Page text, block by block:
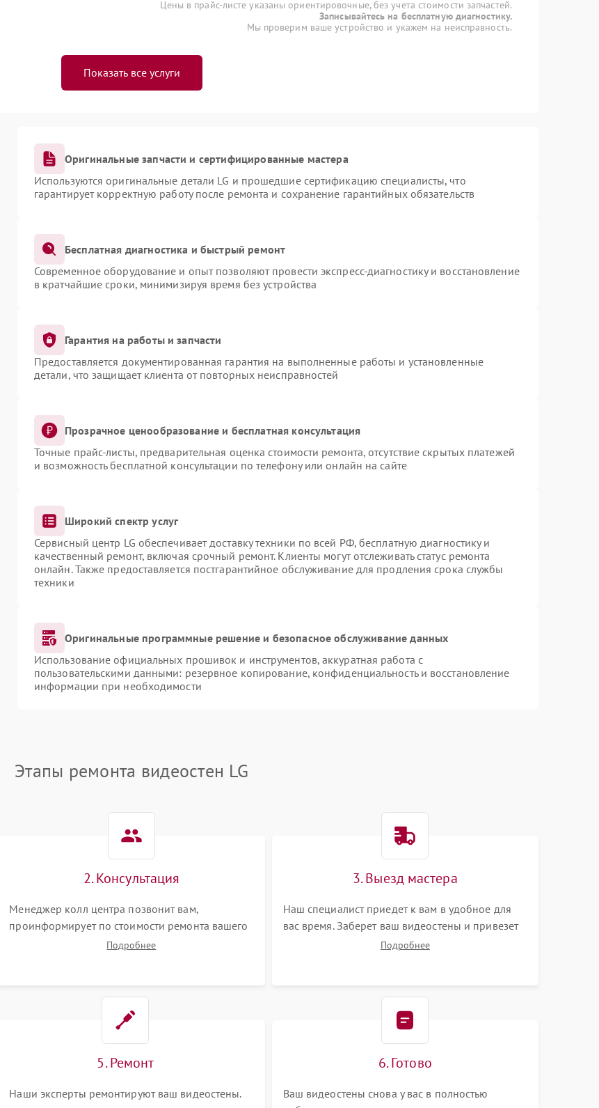
Цены в прайс-листе указаны ориентировочные, без учета стоимости запчастей.
Записывайтесь на бесплатную диагностику.
Мы проверим ваше устройство и укажем на неисправность.
Показать все услуги
Оригинальные запчасти и сертифицированные мастера
Используются оригинальные детали LG и прошедшие сертификацию специалисты, что
гарантирует корректную работу после ремонта и сохранение гарантийных обязательств
Бесплатная диагностика и быстрый ремонт
Современное оборудование и опыт позволяют провести экспресс-диагностику и восстановление
в кратчайшие сроки, минимизируя время без устройства
Гарантия на работы и запчасти
Предоставляется документированная гарантия на выполненные работы и установленные
детали, что защищает клиента от повторных неисправностей
Прозрачное ценообразование и бесплатная консультация
Точные прайс-листы, предварительная оценка стоимости ремонта, отсутствие скрытых платежей
и возможность бесплатной консультации по телефону или онлайн на сайте
Широкий спектр услуг
Сервисный центр LG обеспечивает доставку техники по всей РФ, бесплатную диагностику и
качественный ремонт, включая срочный ремонт. Клиенты могут отслеживать статус ремонта
онлайн. Также предоставляется постгарантийное обслуживание для продления срока службы
техники
Оригинальные программные решение и безопасное обслуживание данных
Использование официальных прошивок и инструментов, аккуратная работа с
пользовательскими данными: резервное копирование, конфиденциальность и восстановление
информации при необходимости
Этапы ремонта видеостен LG
2. Консультация
Менеджер колл центра позвонит вам,
проинформирует по стоимости ремонта вашего
видеостен а также ответит на все ваши вопросы.
Подробнее
3. Выезд мастера
Наш специалист приедет к вам в удобное для
вас время. Заберет ваш видеостены и привезет
на склад для диагностики.
Подробнее
5. Ремонт
Наши эксперты ремонтируют ваш видеостены.
6. Готово
Ваш видеостены снова у вас в полностью